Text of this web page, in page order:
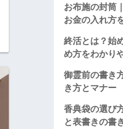
お布施の封筒
お金の入れ方
終活とは？始
め方をわかり
御霊前の書き
き方とマナー
香典袋の選び
と表書きの書